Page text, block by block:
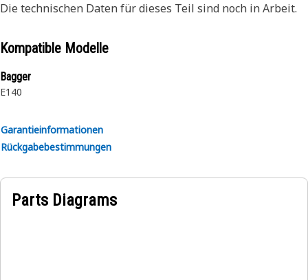
Die technischen Daten für dieses Teil sind noch in Arbeit.
Kompatible Modelle
Bagger
E140
Garantieinformationen
Rückgabebestimmungen
Parts Diagrams